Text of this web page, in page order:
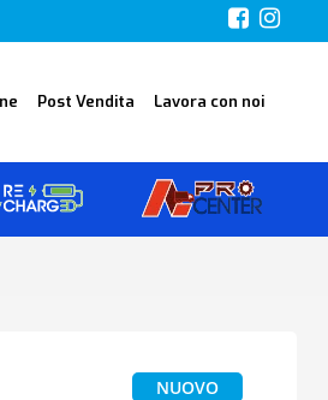
Post Vendita Lavora con noi
NUOVO